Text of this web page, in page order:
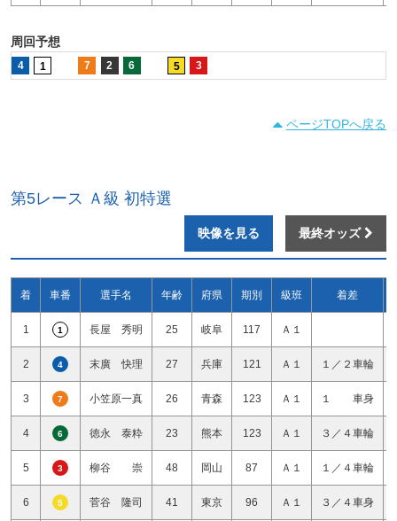
周回予想
4 1 7 2 6 5 3
ページTOPへ戻る
第5レース Ａ級 初特選
映像を見る 最終オッズ
着 車番 選手名 年齢 府県 期別 級班 着差
1 1 長屋 秀明 25 岐阜 117 Ａ１
2 4 末廣 快理 27 兵庫 121 Ａ１ １／２車輪
3 7 小笠原一真 26 青森 123 Ａ１ １ 車身
4 6 徳永 泰粋 23 熊本 123 Ａ１ ３／４車輪
5 3 柳谷 崇 48 岡山 87 Ａ１ １／４車輪
6 5 菅谷 隆司 41 東京 96 Ａ１ ３／４車身